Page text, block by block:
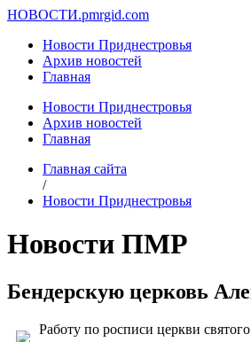
НОВОСТИ.pmrgid.com
Новости Приднестровья
Архив новостей
Главная
Новости Приднестровья
Архив новостей
Главная
Главная сайта
/
Новости Приднестровья
Новости ПМР
Бендерскую церковь
Работу по росписи церкви